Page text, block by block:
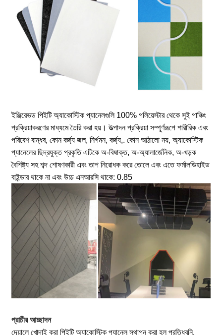
ইঞ্জিরেভড পিইটি অ্যাকোস্টিক প্যানেলগুলি 100% পলিয়েস্টার থেকে সুই পাঞ্চিং
প্রক্রিয়াকরণের মাধ্যমে তৈরি করা হয়। উত্পাদন প্রক্রিয়া সম্পূর্ণরূপে শারীরিক এবং
পরিবেশ বান্ধব, কোন বর্জ্য জল, নির্গমন, বর্জ্য,. কোন আঠালো নয়, অ্যাকোস্টিক
প্যানেলের ছিদ্রযুক্ত প্রকৃতি এটিকে অ-বিষাক্ত, অ-অ্যালার্জেনিক, অ-খড়ক
বৈশিষ্ট্য সহ শব্দ শোষণকারী এবং তাপ নিরোধক করে তোলে এবং এতে ফর্মালডিহাইড
বাইন্ডার থাকে না এবং উচ্চ এনআরসি থাকে: 0.85
প্রাচীর আচ্ছাদন
দেয়ালে খোদাই করা পিইটি অ্যাকোস্টিক প্যানেল স্থাপন করা হল প্রতিধ্বনি,